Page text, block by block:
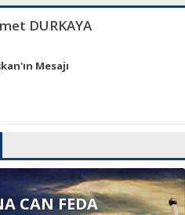
DURKAYA
Mesajı
CAN FEDA